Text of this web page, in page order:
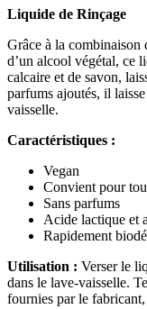
Liquide de Rinçage
Grâce à la combinaison
d’un alcool végétal, ce
calcaire et de savon,
parfums ajoutés, il
vaisselle.
Caractéristiques :
Vegan
Convient pour
Sans parfums
Acide lactique et
Rapidement
Utilisation : Verser le
dans le lave-vaisselle.
fournies par le